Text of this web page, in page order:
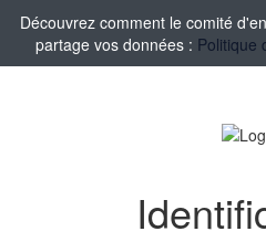
Découvrez comment le comité
partage vos données : Politique